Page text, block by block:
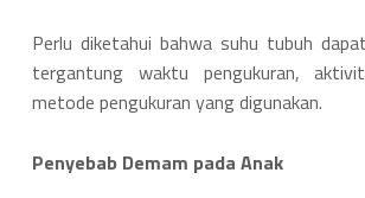
Perlu diketahui bahwa suhu tubuh
tergantung waktu pengukuran,
metode pengukuran yang digunakan.
Penyebab Demam pada Anak